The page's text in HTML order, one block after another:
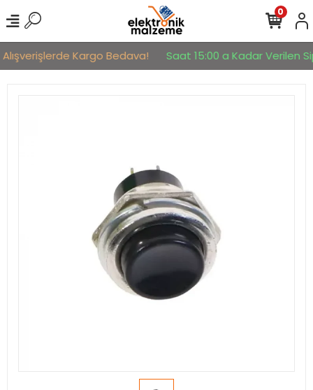
Kargo Bedava! Saat 15:00 a Kadar Verilen
0